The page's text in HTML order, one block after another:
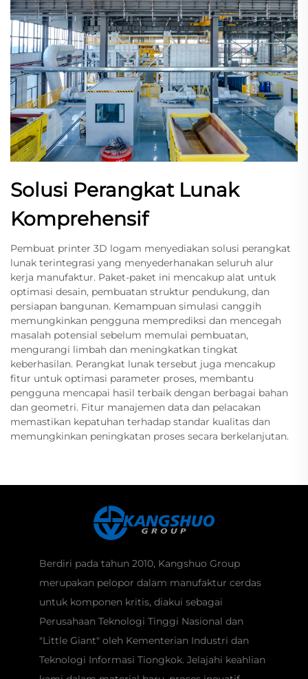
Solusi Perangkat Lunak
Komprehensif
Pembuat printer 3D logam menyediakan solusi perangkat
lunak terintegrasi yang menyederhanakan seluruh alur
kerja manufaktur. Paket-paket ini mencakup alat untuk
optimasi desain, pembuatan struktur pendukung, dan
persiapan bangunan. Kemampuan simulasi canggih
memungkinkan pengguna memprediksi dan mencegah
masalah potensial sebelum memulai pembuatan,
mengurangi limbah dan meningkatkan tingkat
keberhasilan. Perangkat lunak tersebut juga mencakup
fitur untuk optimasi parameter proses, membantu
pengguna mencapai hasil terbaik dengan berbagai bahan
dan geometri. Fitur manajemen data dan pelacakan
memastikan kepatuhan terhadap standar kualitas dan
memungkinkan peningkatan proses secara berkelanjutan.
Berdiri pada tahun 2010, Kangshuo Group
merupakan pelopor dalam manufaktur cerdas
untuk komponen kritis, diakui sebagai
Perusahaan Teknologi Tinggi Nasional dan
"Little Giant" oleh Kementerian Industri dan
Teknologi Informasi Tiongkok. Jelajahi keahlian